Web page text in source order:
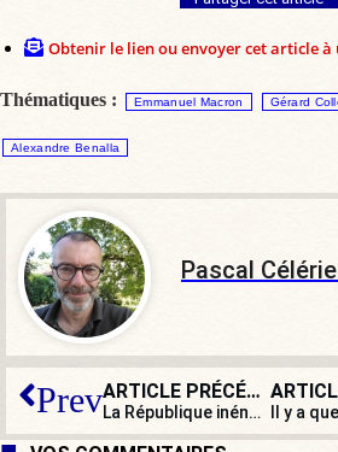
Obtenir le lien ou envoyer cet article à
Thématiques : Emmanuel Macron Gérard
Alexandre Benalla
Pascal
Prev ARTICLE PRÉCÉDENT
La République inénarrable d’Emmanuel Macron et Alexandre Benalla